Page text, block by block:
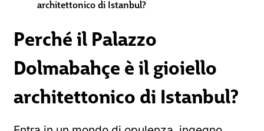
architettonico di Istanbul?
Perché il Palazzo
Dolmabahçe è il gioiello
architettonico di Istanbul?